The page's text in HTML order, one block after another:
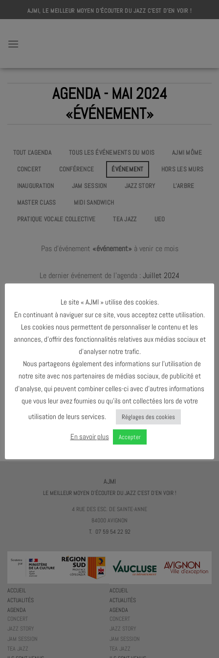
to
AJMI, LE MEILLEUR MOYEN D'ÉCOUTER DU JAZZ C'EST D'EN VOIR !
AGENDA - MAI 2024
«ÉVÉNEMENT»
TOUT L'AGENDA TOUS LES ÉVÉNEMENTS DU MOIS
AJMI MÔME
CONCERT
CONFÉRENCE ÉVÉNEMENT
HORS LES MURS
INAUGURATION
JAM SESSION JAZZ STORY
L’ARBRE
MASTER CLASS
MIDI SANDWICH
PRATIQUE VOCALE COLLECTIVE
TEA JAZZ UEO
Pas d'événement «événement» à venir ce mois
Le dernier événement de l'agenda : Juillet 2024
MARS 2024
AGENDA AU FORMATI CAL
TÉLÉCHARGER LE PROGRAMME
AJMI
LE MEILLEUR MOYEN D'ÉCOUTER DU JAZZ C'EST D'EN VOIR !
4 RUE DES ESC. DE SAINTE-ANNE
84000 AVIGNON
T. 07 59 54 22 92
ACCUEIL
ACTUALITÉS
AGENDA
CONCERT
JAZZ STORY
JAM SESSION
TEA JAZZ
ACCUEIL
ACTUALITÉS
AGENDA
CONCERT
JAZZ STORY
JAM SESSION
TEA JAZZ
Le site « AJMI » utilise des cookies.
En continuant à naviguer sur ce site, vous acceptez cette utilisation.
Les cookies nous permettent de personnaliser le contenu et les
annonces, d’offrir des fonctionnalités relatives aux médias sociaux et
d’analyser notre trafic.
Nous partageons également des informations sur l’utilisation de
notre site avec nos partenaires de médias sociaux, de publicité et
d’analyse, qui peuvent combiner celles-ci avec d’autres informations
que vous leur avez fournies ou qu’ils ont collectées lors de votre
utilisation de leurs services.
Réglages des cookies
En savoir plus Accepter